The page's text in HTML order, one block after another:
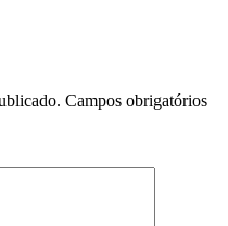
Campos obrigatórios